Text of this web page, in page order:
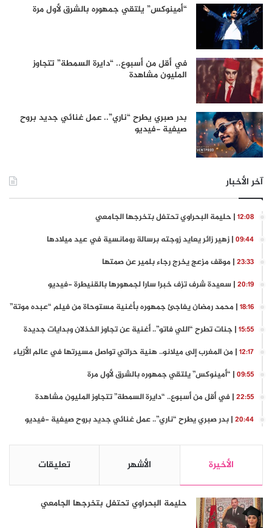
“أمينوكس” يلتقي جمهوره بالشرق لأول مرة
في أقل من أسبوع.. “دايرة السمطة” تتجاوز
المليون مشاهدة
بدر صبري يطرح “ناري”.. عمل غنائي جديد بروح
صيفية -فيديو
آخر الأخبار
12:08 | حليمة البحراوي تحتفل بتخرجها الجامعي
09:44 | زهير زائر يعايد زوجته برسالة رومانسية في عيد ميلادها
23:33 | موقف مزعج يخرج رجاء بلمير عن صمتها
20:19 | سعيدة شرف تزف خبرا سارا لجمهورها بالقنيطرة -فيديو
18:16 | محمد رمضان يفاجئ جمهوره بأغنية مستوحاة من فيلم “عبده موتة”
15:55 | جنات تطرح “اللي فاتو”.. أغنية عن تجاوز الخذلان وبدايات جديدة
12:17 | من المغرب إلى ميلانو.. هنية حراتي تواصل مسيرتها في عالم الأزياء
09:55 | “أمينوكس” يلتقي جمهوره بالشرق لأول مرة
22:55 | في أقل من أسبوع.. “دايرة السمطة” تتجاوز المليون مشاهدة
20:44 | بدر صبري يطرح “ناري”.. عمل غنائي جديد بروح صيفية -فيديو
الأخيرة الأشهر تعليقات
حليمة البحراوي تحتفل بتخرجها الجامعي